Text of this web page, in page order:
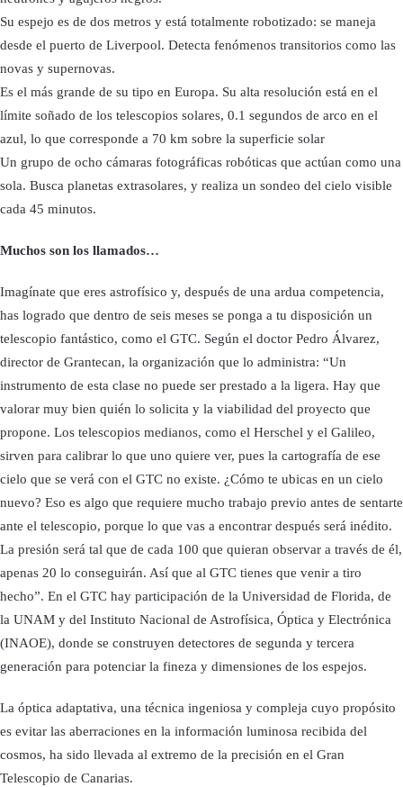
Su espejo es de dos metros y está totalmente robotizado: se maneja
desde el puerto de Liverpool. Detecta fenómenos transitorios como las
novas y supernovas.
Es el más grande de su tipo en Europa. Su alta resolución está en el
límite soñado de los telescopios solares, 0.1 segundos de arco en el
azul, lo que corresponde a 70 km sobre la superficie solar
Un grupo de ocho cámaras fotográficas robóticas que actúan como una
sola. Busca planetas extrasolares, y realiza un sondeo del cielo visible
cada 45 minutos.
Muchos son los llamados…
Imagínate que eres astrofísico y, después de una ardua competencia,
has logrado que dentro de seis meses se ponga a tu disposición un
telescopio fantástico, como el GTC. Según el doctor Pedro Álvarez,
director de Grantecan, la organización que lo administra: “Un
instrumento de esta clase no puede ser prestado a la ligera. Hay que
valorar muy bien quién lo solicita y la viabilidad del proyecto que
propone. Los telescopios medianos, como el Herschel y el Galileo,
sirven para calibrar lo que uno quiere ver, pues la cartografía de ese
cielo que se verá con el GTC no existe. ¿Cómo te ubicas en un cielo
nuevo? Eso es algo que requiere mucho trabajo previo antes de sentarte
ante el telescopio, porque lo que vas a encontrar después será inédito.
La presión será tal que de cada 100 que quieran observar a través de él,
apenas 20 lo conseguirán. Así que al GTC tienes que venir a tiro
hecho”. En el GTC hay participación de la Universidad de Florida, de
la UNAM y del Instituto Nacional de Astrofísica, Óptica y Electrónica
(INAOE), donde se construyen detectores de segunda y tercera
generación para potenciar la fineza y dimensiones de los espejos.
La óptica adaptativa, una técnica ingeniosa y compleja cuyo propósito
es evitar las aberraciones en la información luminosa recibida del
cosmos, ha sido llevada al extremo de la precisión en el Gran
Telescopio de Canarias.